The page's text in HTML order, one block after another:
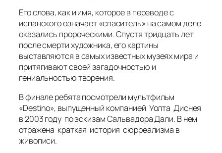
Его слова, как и имя, которое в переводе с
испанского означает «спаситель» на самом деле
оказались пророческими. Спустя тридцать лет
после смерти художника, его картины
выставляются в самых известных музеях мира и
притягивают своей загадочностью и
гениальностью творения.
В финале ребята посмотрели мультфильм
«Destino», выпущенный компанией Уолта Диснея
в 2003 году по эскизам Сальвадора Дали. В нем
отражена краткая история сюрреализма в
живописи.